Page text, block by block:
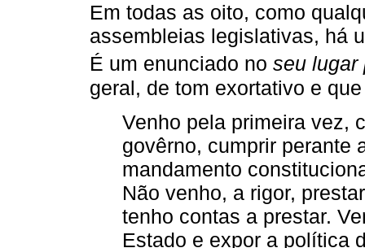
Em todas as oito, como
assembleias legislativas, há
É um enunciado no seu lugar
geral, de tom exortativo e
Venho pela primeira vez,
govêrno, cumprir perante
mandamento
Não venho, a rigor,
tenho contas a prestar.
Estado e expor a política